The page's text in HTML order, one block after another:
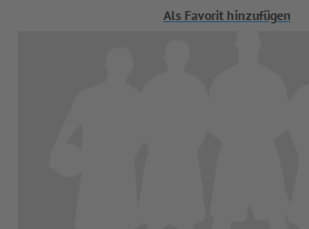
Als Favorit hinzufügen